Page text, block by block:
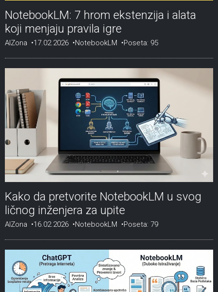
NotebookLM: 7 hrom ekstenzija i alata
koji menjaju pravila igre
AIZona 17.02.2026 NotebookLM Poseta: 95
Kako da pretvorite NotebookLM u svog
ličnog inženjera za upite
AIZona 16.02.2026 NotebookLM Poseta: 79